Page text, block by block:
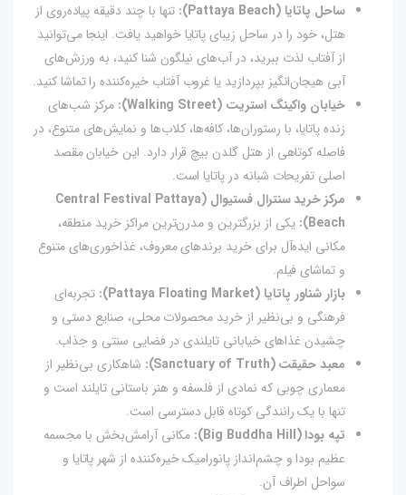
ساحل پاتایا (Pattaya Beach):
تنها با چند دقیقه پیاده‌روی از
هتل، خود را در ساحل زیبای پاتایا خواهید یافت. اینجا می‌توانید
از آفتاب لذت ببرید، در آب‌های نیلگون شنا کنید، به ورزش‌های
آبی هیجان‌انگیز بپردازید یا غروب آفتاب خیره‌کننده را تماشا کنید.
خیابان واکینگ استریت (Walking Street):
مرکز شب‌های
زنده پاتایا، با رستوران‌ها، کافه‌ها، کلاب‌ها و نمایش‌های متنوع، در
فاصله کوتاهی از هتل گلدن بیچ قرار دارد. این خیابان مقصد
اصلی تفریحات شبانه در پاتایا است.
مرکز خرید سنترال فستیوال (Central Festival Pattaya
Beach):
یکی از بزرگترین و مدرن‌ترین مراکز خرید منطقه،
مکانی ایده‌آل برای خرید برندهای معروف، غذاخوری‌های متنوع
و تماشای فیلم.
بازار شناور پاتایا (Pattaya Floating Market):
تجربه‌ای
فرهنگی و بی‌نظیر از خرید محصولات محلی، صنایع دستی و
چشیدن غذاهای خیابانی تایلندی در فضایی سنتی و جذاب.
معبد حقیقت (Sanctuary of Truth):
شاهکاری بی‌نظیر از
معماری چوبی که نمادی از فلسفه و هنر باستانی تایلند است و
تنها با یک رانندگی کوتاه قابل دسترسی است.
تپه بودا (Big Buddha Hill):
مکانی آرامش‌بخش با مجسمه
عظیم بودا و چشم‌انداز پانورامیک خیره‌کننده از شهر پاتایا و
سواحل اطراف آن.